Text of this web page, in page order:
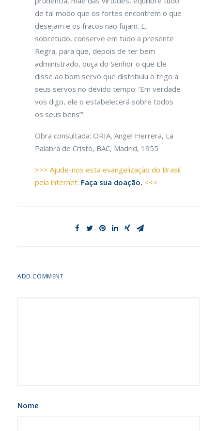
de tal modo que os fortes encontrem o que
desejam e os fracos não fujam. E,
sobretudo, conserve em tudo a presente
Regra, para que, depois de ter bem
administrado, ouça do Senhor o que Ele
disse ao bom servo que distribuiu o trigo a
seus servos no devido tempo: ‘Em verdade
vos digo, ele o estabelecerá sobre todos
os seus bens’”
Obra consultada: ORIA, Angel Herrera, La
Palabra de Cristo, BAC, Madrid, 1955
>>> Ajude-nos esta evangelização do Brasil
pela internet. Faça sua doação. <<<
ADD COMMENT
Nome